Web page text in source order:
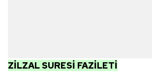
Metnimiziziyaret edebilirsiniz.
ZİLZAL SURESİ FAZİLETİ